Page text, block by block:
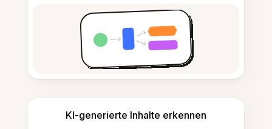
KI-generierte Inhalte erkennen